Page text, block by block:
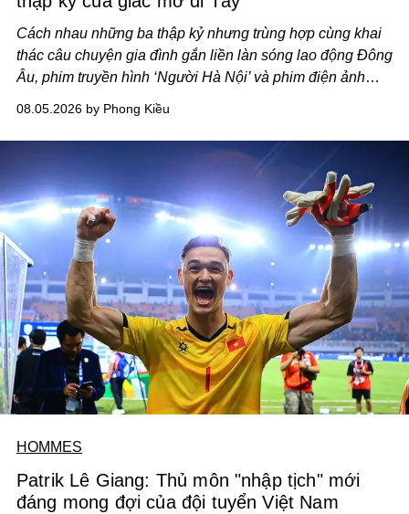
Cách nhau những ba thập kỷ nhưng trùng hợp cùng khai
thác câu chuyện gia đình gắn liền làn sóng lao động Đông
Âu, phim truyền hình ‘Người Hà Nội’ và phim điện ảnh
chọn một thuở thịnh hành.
08.05.2026 by Phong Kiều
HOMMES
Patrik Lê Giang: Thủ môn "nhập tịch" mới
đáng mong đợi của đội tuyển Việt Nam